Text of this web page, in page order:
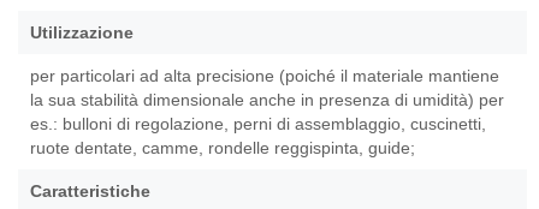
Utilizzazione
per particolari ad alta precisione (poiché il materiale mantiene
la sua stabilità dimensionale anche in presenza di umidità) per
es.: bulloni di regolazione, perni di assemblaggio, cuscinetti,
ruote dentate, camme, rondelle reggispinta, guide;
Caratteristiche